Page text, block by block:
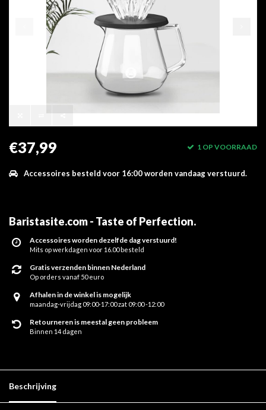
€37,99 1 OP VOORRAAD
Accessoires besteld voor 16:00 worden vandaag verstuurd.
Baristasite.com - Taste of Perfection.
Accessoires worden dezelfde dag verstuurd!
Mits op werkdagen voor 16.00 besteld
Gratis verzenden binnen Nederland
Op orders vanaf 50 euro
Afhalen in de winkel is mogelijk
maandag-vrijdag 09:00-17:00 zat 09:00 -12:00
Retourneren is meestal geen probleem
Binnen 14 dagen
Beschrijving